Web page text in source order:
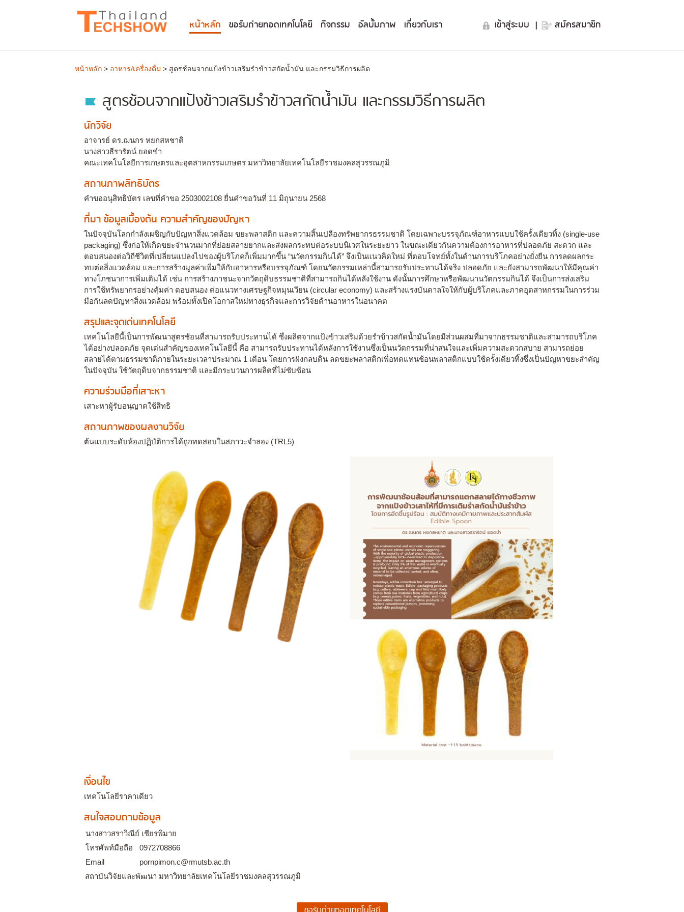
หน้าหลัก ขอรับถ่ายทอดเทคโนโลยี กิจกรรม อัลบั้มภาพ เกี่ยวกับเรา เข้าสู่ระบบ | สมัครสมาชิก
หน้าหลัก > อาหาร/เครื่องดื่ม > สูตรช้อนจากแป้งข้าวเสริมรำข้าวสกัดน้ำมัน และกรรมวิธีการผลิต
สูตรช้อนจากแป้งข้าวเสริมรำข้าวสกัดน้ำมัน และกรรมวิธีการผลิต
นักวิจัย
อาจารย์ ดร.ฌนกร หยกสหชาติ
นางสาวธีรารัตน์ ยอดขำ
คณะเทคโนโลยีการเกษตรและอุตสาหกรรมเกษตร มหาวิทยาลัยเทคโนโลยีราชมงคลสุวรรณภูมิ
สถานภาพสิทธิบัตร
คำขออนุสิทธิบัตร เลขที่คำขอ 2503002108 ยื่นคำขอวันที่ 11 มิถุนายน 2568
ที่มา ข้อมูลเบื้องต้น ความสำคัญของปัญหา
ในปัจจุบันโลกกำลังเผชิญกับปัญหาสิ่งแวดล้อม ขยะพลาสติก และความสิ้นเปลืองทรัพยากรธรรมชาติ โดยเฉพาะบรรจุภัณฑ์อาหารแบบใช้ครั้งเดียวทิ้ง (single-use
packaging) ซึ่งก่อให้เกิดขยะจำนวนมากที่ย่อยสลายยากและส่งผลกระทบต่อระบบนิเวศในระยะยาว ในขณะเดียวกันความต้องการอาหารที่ปลอดภัย สะดวก และ
ตอบสนองต่อวิถีชีวิตที่เปลี่ยนแปลงไปของผู้บริโภคก็เพิ่มมากขึ้น “นวัตกรรมกินได้” จึงเป็นแนวคิดใหม่ ที่ตอบโจทย์ทั้งในด้านการบริโภคอย่างยั่งยืน การลดผลกระ
ทบต่อสิ่งแวดล้อม และการสร้างมูลค่าเพิ่มให้กับอาหารหรือบรรจุภัณฑ์ โดยนวัตกรรมเหล่านี้สามารถรับประทานได้จริง ปลอดภัย และยังสามารถพัฒนาให้มีคุณค่า
ทางโภชนาการเพิ่มเติมได้ เช่น การสร้างภาชนะจากวัตถุดิบธรรมชาติที่สามารถกินได้หลังใช้งาน ดังนั้นการศึกษาหรือพัฒนานวัตกรรมกินได้ จึงเป็นการส่งเสริม
การใช้ทรัพยากรอย่างคุ้มค่า ตอบสนอง ต่อแนวทางเศรษฐกิจหมุนเวียน (circular economy) และสร้างแรงบันดาลใจให้กับผู้บริโภคและภาคอุตสาหกรรมในการร่วม
มือกันลดปัญหาสิ่งแวดล้อม พร้อมทั้งเปิดโอกาสใหม่ทางธุรกิจและการวิจัยด้านอาหารในอนาคต
สรุปและจุดเด่นเทคโนโลยี
เทคโนโลยีนี้เป็นการพัฒนาสูตรช้อนที่สามารถรับประทานได้ ซึ่งผลิตจากแป้งข้าวเสริมด้วยรำข้าวสกัดน้ำมันโดยมีส่วนผสมที่มาจากธรรมชาติและสามารถบริโภค
ได้อย่างปลอดภัย จุดเด่นสำคัญของเทคโนโลยีนี้ คือ สามารถรับประทานได้หลังการใช้งานซึ่งเป็นนวัตกรรมที่น่าสนใจและเพิ่มความสะดวกสบาย สามารถย่อย
สลายได้ตามธรรมชาติภายในระยะเวลาประมาณ 1 เดือน โดยการฝังกลบดิน ลดขยะพลาสติกเพื่อทดแทนช้อนพลาสติกแบบใช้ครั้งเดียวทิ้งซึ่งเป็นปัญหาขยะสำคัญ
ในปัจจุบัน ใช้วัตถุดิบจากธรรมชาติ และมีกระบวนการผลิตที่ไม่ซับซ้อน
ความร่วมมือที่เสาะหา
เสาะหาผู้รับอนุญาตใช้สิทธิ
สถานภาพของผลงานวิจัย
ต้นแบบระดับห้องปฏิบัติการได้ถูกทดสอบในสภาวะจำลอง (TRL5)
เงื่อนไข
เทคโนโลยีราคาเดียว
สนใจสอบถามข้อมูล
นางสาวสราวิณีย์ เชียรพิมาย
โทรศัพท์มือถือ
0972708866
Email
pornpimon.c@rmutsb.ac.th
สถาบันวิจัยและพัฒนา มหาวิทยาลัยเทคโนโลยีราชมงคลสุวรรณภูมิ